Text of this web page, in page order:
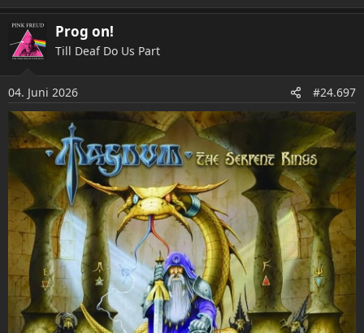
Prog on!
Till Deaf Do Us Part
04. Juni 2026 #24.697